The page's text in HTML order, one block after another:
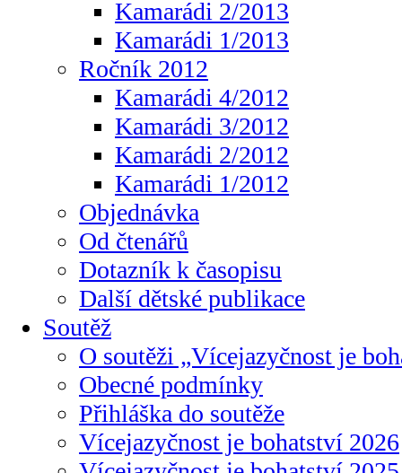
Kamarádi 2/2013
Kamarádi 1/2013
Ročník 2012
Kamarádi 4/2012
Kamarádi 3/2012
Kamarádi 2/2012
Kamarádi 1/2012
Objednávka
Od čtenářů
Dotazník k časopisu
Další dětské publikace
Soutěž
O soutěži „Vícejazyčnost je
Obecné podmínky
Přihláška do soutěže
Vícejazyčnost je bohatství 2026